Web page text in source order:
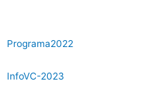
Programa2022
InfoVC-2023